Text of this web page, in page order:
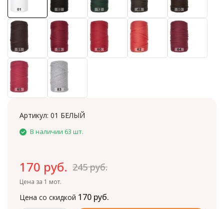
Артикул: 01 БЕЛЫЙ
В наличии 63 шт.
170 руб. 245 руб.
Цена за 1 мот.
Цена со скидкой 170 руб.